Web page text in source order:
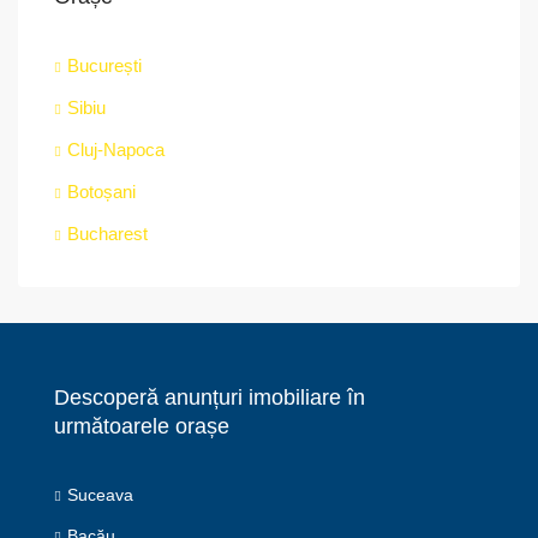
București
Sibiu
Cluj-Napoca
Botoșani
Bucharest
Descoperă anunțuri imobiliare în
următoarele orașe
Suceava